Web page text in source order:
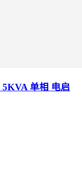
单相 电启